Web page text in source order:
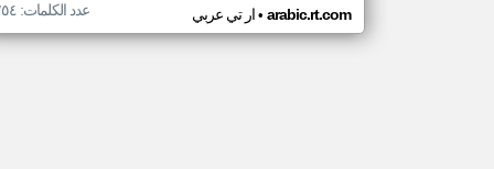
ار تي عربي• arabic.rt.com عدد الكلمات: ٢٥٤